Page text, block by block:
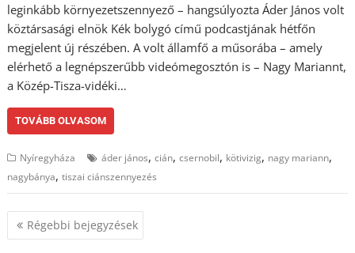
leginkább környezetszennyező – hangsúlyozta Áder János volt
köztársasági elnök Kék bolygó című podcastjának hétfőn
megjelent új részében. A volt államfő a műsorába – amely
elérhető a legnépszerűbb videómegosztón is – Nagy Mariannt,
a Közép-Tisza-vidéki…
TOVÁBB OLVASOM
Nyíregyháza áder jános,cián,csernobil, kötivizig, nagy mariann,
nagybánya,tiszai ciánszennyezés
Bejegyzés
navigáció
Régebbi bejegyzések